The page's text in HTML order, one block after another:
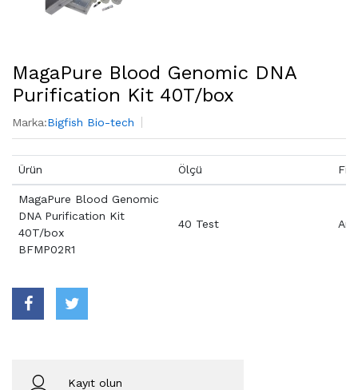
MagaPure Blood Genomic DNA
Purification Kit 40T/box
Marka:Bigfish Bio-tech
Ürün Ölçü
MagaPure Blood Genomic
DNA Purification Kit
40T/box
BFMP02R1
40 Test
Kayıt olun